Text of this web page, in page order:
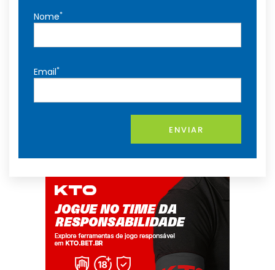
Nome*
Email*
ENVIAR